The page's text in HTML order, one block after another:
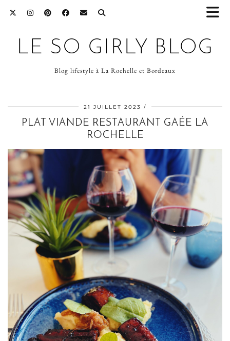
LE SO GIRLY BLOG
Blog lifestyle à La Rochelle et Bordeaux
21 JUILLET 2023
PLAT VIANDE RESTAURANT GAÉE LA
ROCHELLE